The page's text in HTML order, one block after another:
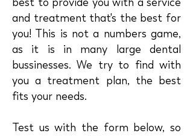
and treatment that's the best for
you! This is not a numbers game,
as it is in many large dental
bussinesses. We try to find with
you a treatment plan, the best
fits your needs.
Test us with the form below, so